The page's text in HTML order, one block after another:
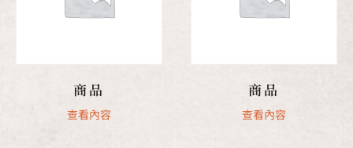
商品
查看內容
商品
查看內容